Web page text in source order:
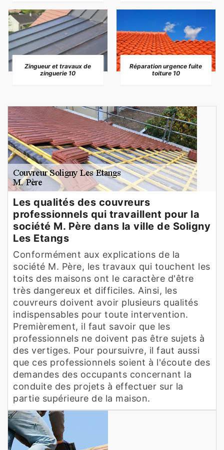
Zingueur et travaux de
zinguerie 10
Réparation urgence fuite
toiture 10
Les qualités des couvreurs
professionnels qui travaillent pour la
société M. Père dans la ville de Soligny
Les Etangs
Conformément aux explications de la
société M. Père, les travaux qui touchent les
toits des maisons ont le caractère d'être
très dangereux et difficiles. Ainsi, les
couvreurs doivent avoir plusieurs qualités
indispensables pour toute intervention.
Premièrement, il faut savoir que les
professionnels ne doivent pas être sujets à
des vertiges. Pour poursuivre, il faut aussi
que ces professionnels soient à l'écoute des
demandes des occupants concernant la
conduite des projets à effectuer sur la
partie supérieure de la maison.